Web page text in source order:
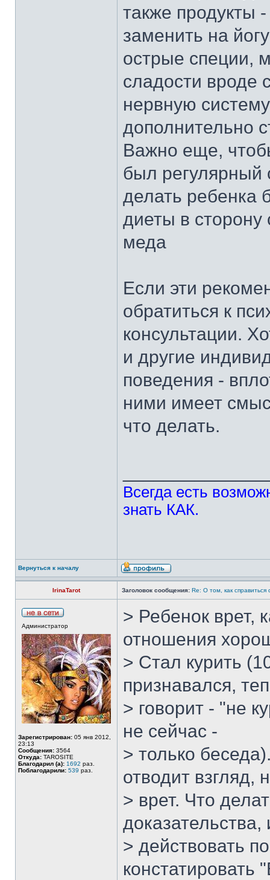
также продукты
заменить на
острые специи,
сладости вроде
нервную
дополнительно
Важно еще,
был регулярный
делать
диеты в
меда
Если эти
обратиться к
консультации.
и другие
поведения -
ними имеет
что делать.
Всегда есть
знать КАК.
Вернуться к началу
IrinaTarot Заголовок сообщения: Re: О том, как справиться
Администратор
Зарегистрирован: 05 янв 2012,
23:13
Сообщения: 3564
Откуда: TAROSITE
Благодарил (а): 1692 раз.
Поблагодарили: 539 раз.
> Ребенок врет,
отношения
> Стал курить
признавался,
> говорит - "не
не сейчас -
> только
отводит взгляд,
> врет. Что
доказательства,
> действовать
констатировать